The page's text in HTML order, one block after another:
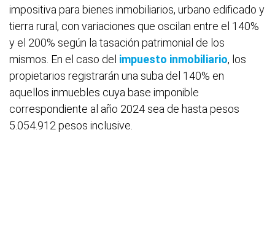
impositiva para bienes inmobiliarios, urbano edificado y
tierra rural, con variaciones que oscilan entre el 140%
y el 200% según la tasación patrimonial de los
mismos. En el caso del impuesto inmobiliario, los
propietarios registrarán una suba del 140% en
aquellos inmuebles cuya base imponible
correspondiente al año 2024 sea de hasta pesos
5.054.912 pesos inclusive.